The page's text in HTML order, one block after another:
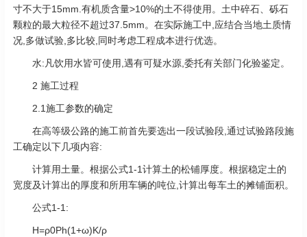
寸不大于15mm.有机质含量>10%的土不得使用。土中碎石、砾石
颗粒的最大粒径不超过37.5mm。在实际施工中,应结合当地土质情
况,多做试验,多比较,同时考虑工程成本进行优选。
水:凡饮用水皆可使用,遇有可疑水源,委托有关部门化验鉴定。
2 施工过程
2.1施工参数的确定
在高等级公路的施工前首先要选出一段试验段,通过试验路段施
工确定以下几项内容:
计算用土量。根据公式1-1计算土的松铺厚度。根据稳定土的
宽度及计算出的厚度和所用车辆的吨位,计算出每车土的摊铺面积。
公式1-1:
H=ρ0Ph(1+ω)K/ρ